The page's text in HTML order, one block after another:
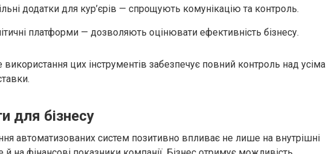
додатки для кур’єрів — спрощують комунікацію та контроль.
платформи — дозволяють оцінювати ефективність бізнесу.
цих інструментів забезпечує повний контроль над усіма
для бізнесу
автоматизованих систем позитивно впливає не лише на внутрішні